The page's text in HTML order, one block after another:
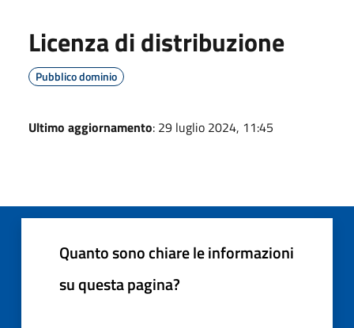
Licenza di distribuzione
Pubblico dominio
Ultimo aggiornamento: 29 luglio 2024, 11:45
Quanto sono chiare le informazioni
su questa pagina?